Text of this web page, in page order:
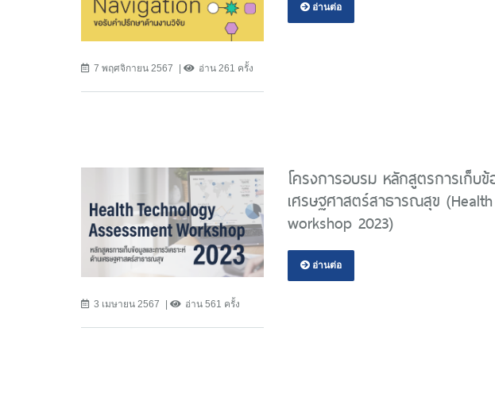
7 พฤศจิกายน 2567 อ่าน 261 ครั้ง
อ่านต่อ
3 เมษายน 2567 อ่าน 561 ครั้ง
โครงการอบรม หลักสูตรการเก็บข้
เศรษฐศาสตร์สาธารณสุข
workshop 2023)
อ่านต่อ